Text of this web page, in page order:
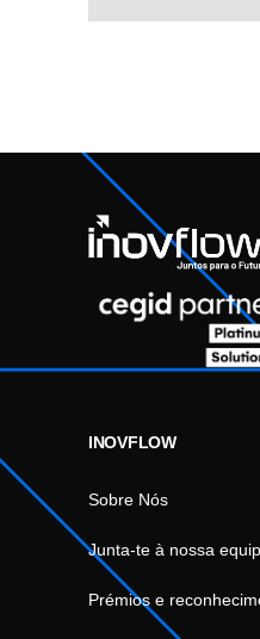
INOVFLOW
Sobre Nós
Junta-te à nossa
Prémios e